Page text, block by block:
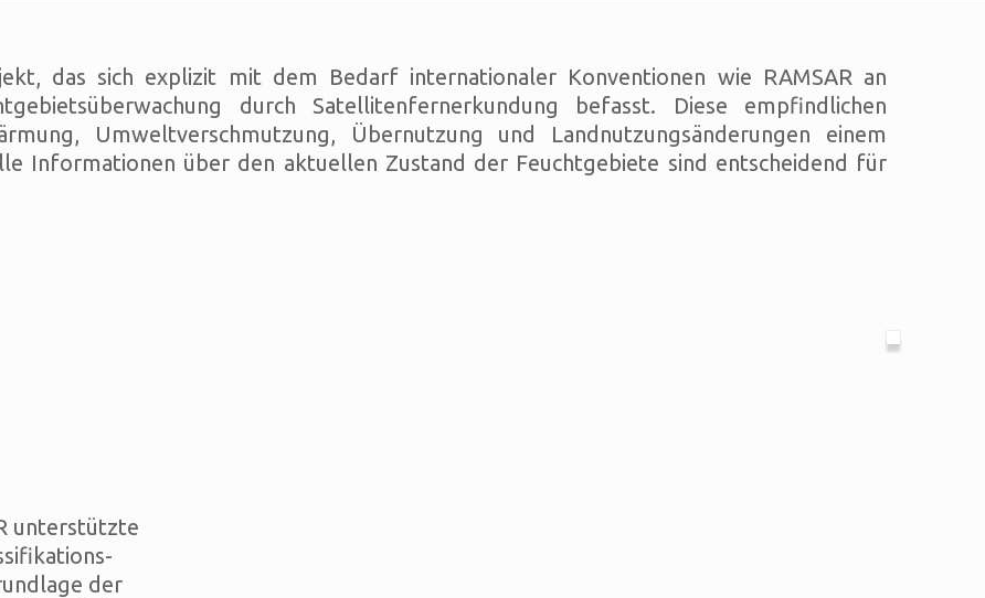
das sich explizit mit dem Bedarf internationaler Konventionen wie RAMSAR an
durch Satellitenfernerkundung befasst. Diese empfindlichen
Umweltverschmutzung, Übernutzung und Landnutzungsänderungen einem
Informationen über den aktuellen Zustand der Feuchtgebiete sind entscheidend für
unterstützte
der